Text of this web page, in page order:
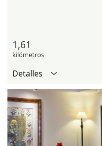
1,61
kilómetros
Detalles